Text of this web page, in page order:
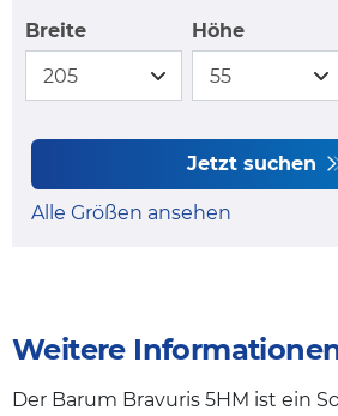
Breite Höhe
Jetzt suchen
Alle Größen ansehen
Weitere
Der Barum Bravuris 5HM ist ein